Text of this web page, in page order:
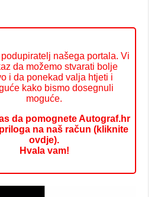
našega portala. Vi
da možemo stvarati bolje
i da ponekad valja htjeti i
kako bismo dosegnuli
moguće.
da pomognete Autograf.hr
na naš račun (kliknite
ovdje).
Hvala vam!